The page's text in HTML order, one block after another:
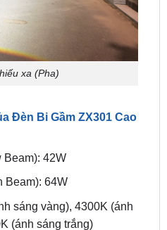
xa (Pha)
Đèn Bi Gầm ZX301 Cao
Beam): 42W
(ánh sáng trắng)